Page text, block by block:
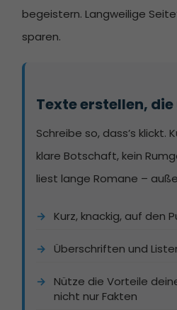
begeistern. Langweilige
sparen.
Texte erstellen,
Schreibe so, dass’s klickt.
klare Botschaft, kein
liest lange Romane –
Kurz, knackig, auf den
Überschriften und
Nütze die Vorteile
nicht nur Fakten